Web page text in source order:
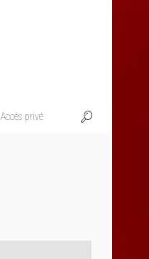
Accès privé